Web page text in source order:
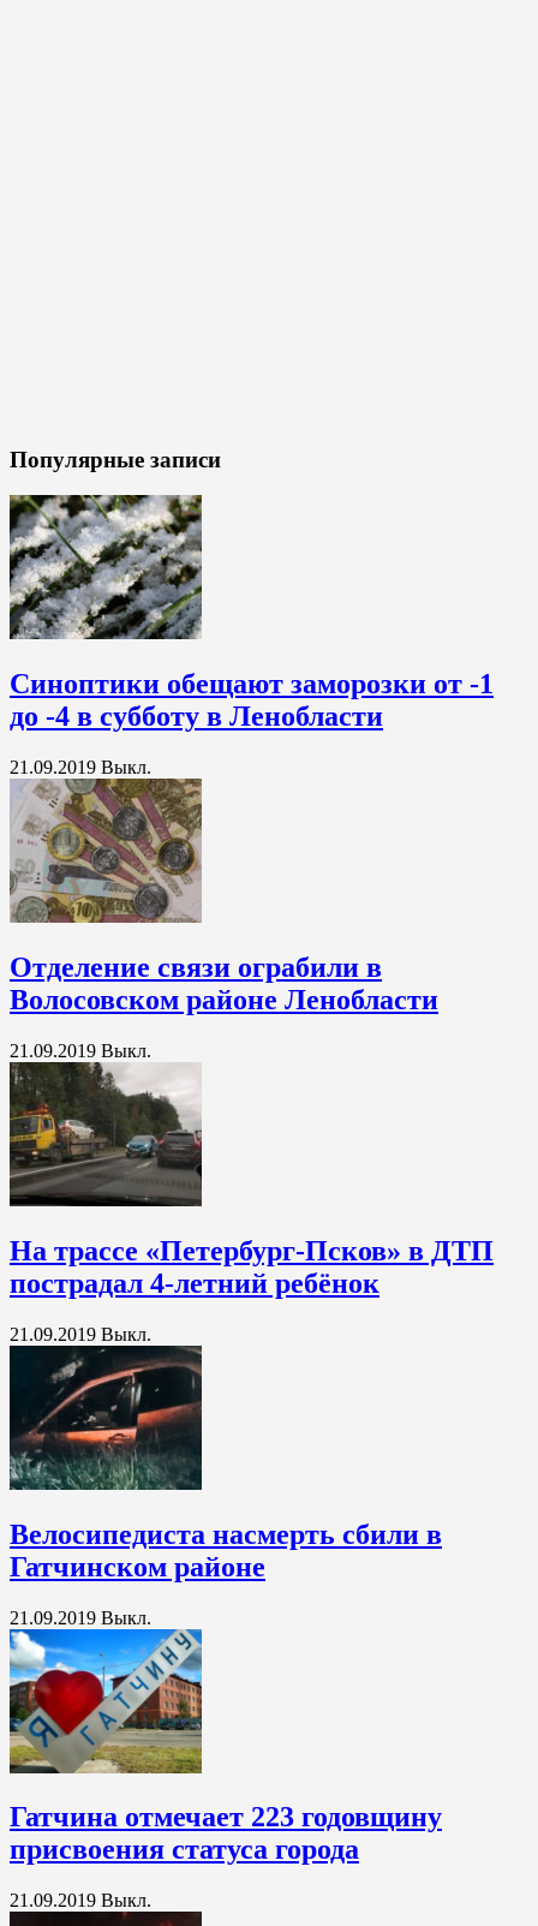
Популярные записи
Синоптики обещают заморозки от -1
до -4 в субботу в Ленобласти
21.09.2019 Выкл.
Отделение связи ограбили в
Волосовском районе Ленобласти
21.09.2019 Выкл.
На трассе «Петербург-Псков» в ДТП
пострадал 4-летний ребёнок
21.09.2019 Выкл.
Велосипедиста насмерть сбили в
Гатчинском районе
21.09.2019 Выкл.
Гатчина отмечает 223 годовщину
присвоения статуса города
21.09.2019 Выкл.